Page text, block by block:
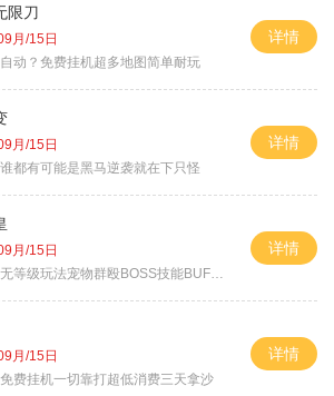
限刀
月/15日
自动？免费挂机超多地图简单耐玩
详情
月/15日
谁都有可能是黑马逆袭就在下只怪
详情
月/15日
无等级玩法宠物群殴BOSS技能BUFF铭文B
详情
月/15日
免费挂机一切靠打超低消费三天拿沙
详情